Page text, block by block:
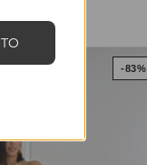
-83%